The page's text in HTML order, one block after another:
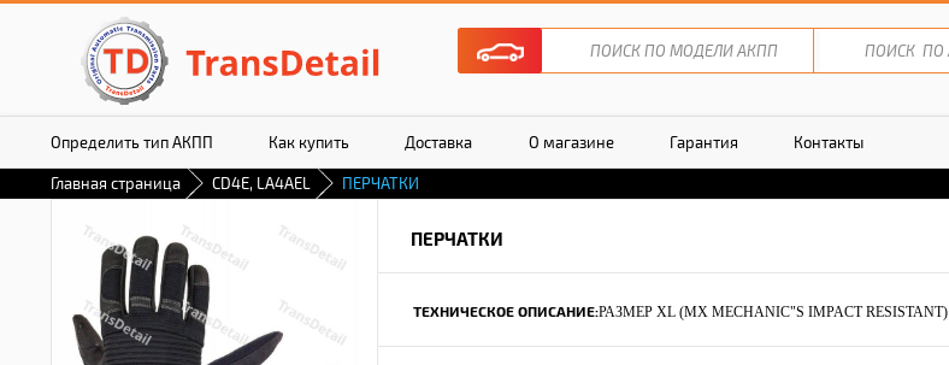
Определить тип АКПП Как купить Доставка О магазине Гарантия Контакты
Главная страница CD4E, LA4AEL ПЕРЧАТКИ
ПЕРЧАТКИ
ТЕХНИЧЕСКОЕ ОПИСАНИЕ:РАЗМЕР XL (MX MECHANIC"S IMPACT RESISTANT)